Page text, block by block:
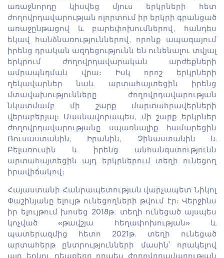
առաջնորդը կիսվեց մյուս երկրների հետ
ժողովրդավարության ոլորտում իր երկրի գրանցած
առաջընթացով և բարեփոխումներով, հանդես
եկավ հանձնառություններով, որոնք ապագայում
իրենց դրական ազդեցությունն են ունենալու տվյալ
երկրում ժողովրդավարական արժեքների
ամրապնդման վրա։ Իսկ որոշ երկրների
ղեկավարներ նաև արտահայտեցին իրենց
մտավախությունները ժողովրդավարության
նկատմամբ մի շարք մարտահրավերների
վերաբերյալ։ Մասնավորապես, մի շարք երկրներ
ժողովրդավարությանը սպառնալիք համարեցին
Ռուսաստանին, Իրանին, Չինաստանին և
Բելառուսին և իրենց անհանգստությունն
արտահայտեցին այդ երկրներում տեղի ունեցող
իրավիճակով։
Հայաստանի Հանրապետության վարչապետ Նիկոլ
Փաշինյանը ելույթ ունեցողների թվում էր։ Վերջինս
իր ելույթում խոսեց 2018թ. տեղի ունեցած այսպես
կոչված «թավշյա հեղափոխության» և
պատերազմից հետո 2021թ. տեղի ունեցած
արտահերթ ընտրությունների մասին՝ որակելով
այդ երկու դեպքերը որպես ժողովրդավարության